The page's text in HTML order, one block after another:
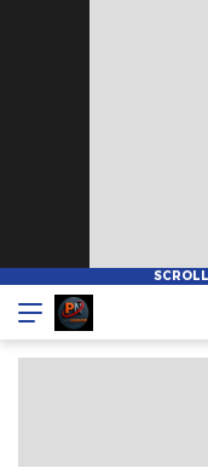
Pionnews